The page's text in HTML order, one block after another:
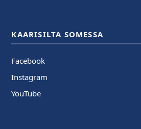
KAARISILTA SOMESSA
Facebook
Instagram
YouTube